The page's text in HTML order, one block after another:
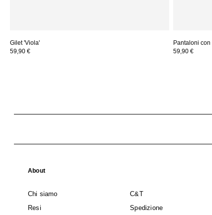
Gilet 'Viola'
59,90 €
Pantaloni
59,90 €
About
Chi siamo
C&T
Resi
Spedizione